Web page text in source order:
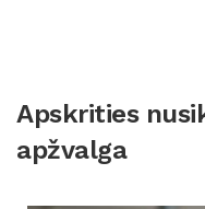
Apskrities
apžvalga